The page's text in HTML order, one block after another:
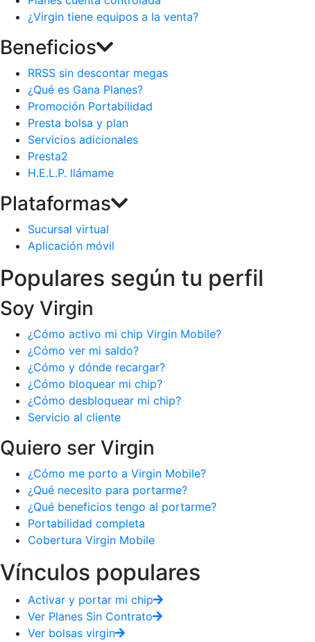
¿Virgin tiene equipos a la venta?
Beneficios
RRSS sin descontar megas
¿Qué es Gana Planes?
Promoción Portabilidad
Presta bolsa y plan
Servicios adicionales
Presta2
H.E.L.P. llámame
Plataformas
Sucursal virtual
Aplicación móvil
Populares según tu perfil
Soy Virgin
¿Cómo activo mi chip Virgin Mobile?
¿Cómo ver mi saldo?
¿Cómo y dónde recargar?
¿Cómo bloquear mi chip?
¿Cómo desbloquear mi chip?
Servicio al cliente
Quiero ser Virgin
¿Cómo me porto a Virgin Mobile?
¿Qué necesito para portarme?
¿Qué beneficios tengo al portarme?
Portabilidad completa
Cobertura Virgin Mobile
Vínculos populares
Activar y portar mi chip
Ver Planes Sin Contrato
Ver bolsas virgin